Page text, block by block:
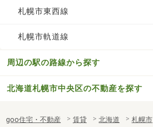
札幌市東西線
札幌市軌道線
周辺の駅の路線から探す
北海道札幌市中央区の不動産を探す
goo住宅・不動産 賃貸 北海道 札幌市